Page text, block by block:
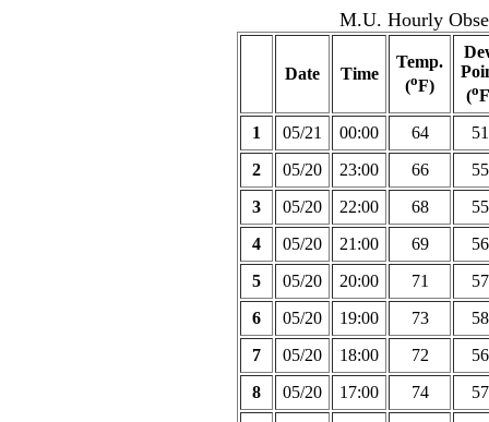
M.U. Hourly
Date Time
Temp.
(oF)
(o
1
05/21 00:00 64
51
2
05/20 23:00 66
55
3
05/20 22:00 68
55
4
05/20 21:00 69
56
5
05/20 20:00 71
57
6
05/20 19:00 73
58
7
05/20 18:00 72
56
8
05/20 17:00 74
57